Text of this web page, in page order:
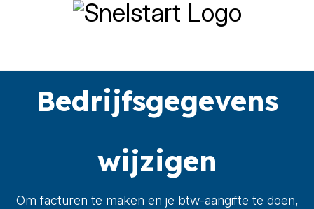
Bedrijfsgegevens
wijzigen
Om facturen te maken en je btw-aangifte te doen,